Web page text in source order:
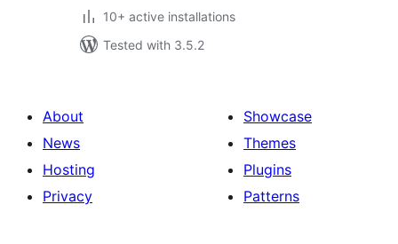
10+ active installations
Tested with 3.5.2
About
News
Hosting
Privacy
Showcase
Themes
Plugins
Patterns